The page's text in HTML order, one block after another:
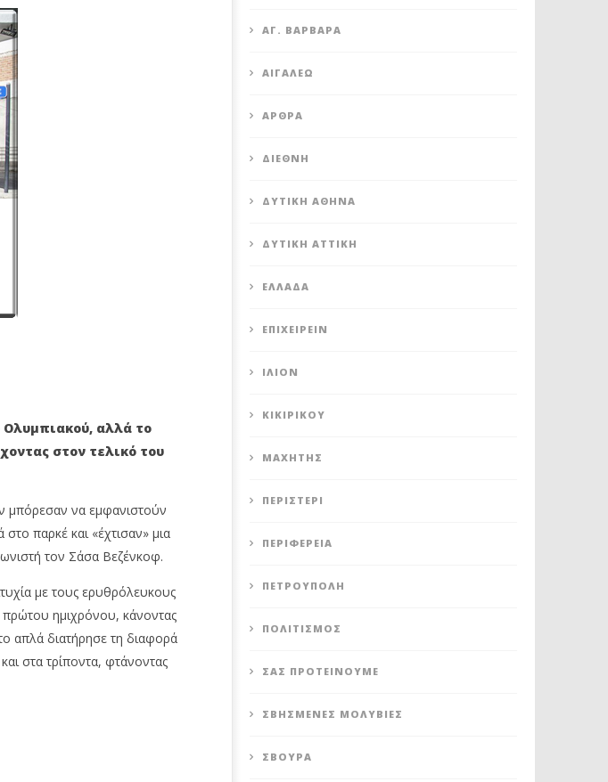
Poikilo Night Trail: Άνοιξαν οι
για το νυχτερινό
της πόλης!
ΚΥΠΕΛΛΟ ΕΣΚΑ: ΩΡΑ ΤΕΛΙΚΟΥ ΓΙΑ
maxitis-
Ολυμπιακού, αλλά το
στον τελικό του
μπόρεσαν να εμφανιστούν
παρκέ και «έχτισαν» μια
τον Σάσα Βεζένκοφ.
με τους ερυθρόλευκους
ημιχρόνου, κάνοντας
απλά διατήρησε τη διαφορά
στα τρίποντα, φτάνοντας
ΑΓ. ΒΑΡΒΆΡΑ
ΑΙΓΆΛΕΩ
ΆΡΘΡΑ
ΔΙΕΘΝΉ
ΔΥΤΙΚΉ ΑΘΉΝΑ
ΔΥΤΙΚΉ ΑΤΤΙΚΉ
ΕΛΛΆΔΑ
ΕΠΙΧΕΙΡΕΊΝ
ΊΛΙΟΝ
ΚΙΚΙΡΙΚΟΥ
ΜΑΧΗΤΗΣ
ΠΕΡΙΣΤΈΡΙ
ΠΕΡΙΦΈΡΕΙΑ
ΠΕΤΡΟΎΠΟΛΗ
ΠΟΛΙΤΙΣΜΌΣ
ΣΑΣ ΠΡΟΤΕΊΝΟΥΜΕ
ΣΒΗΣΜΈΝΕΣ ΜΟΛΥΒΙΈΣ
ΣΒΟΎΡΑ